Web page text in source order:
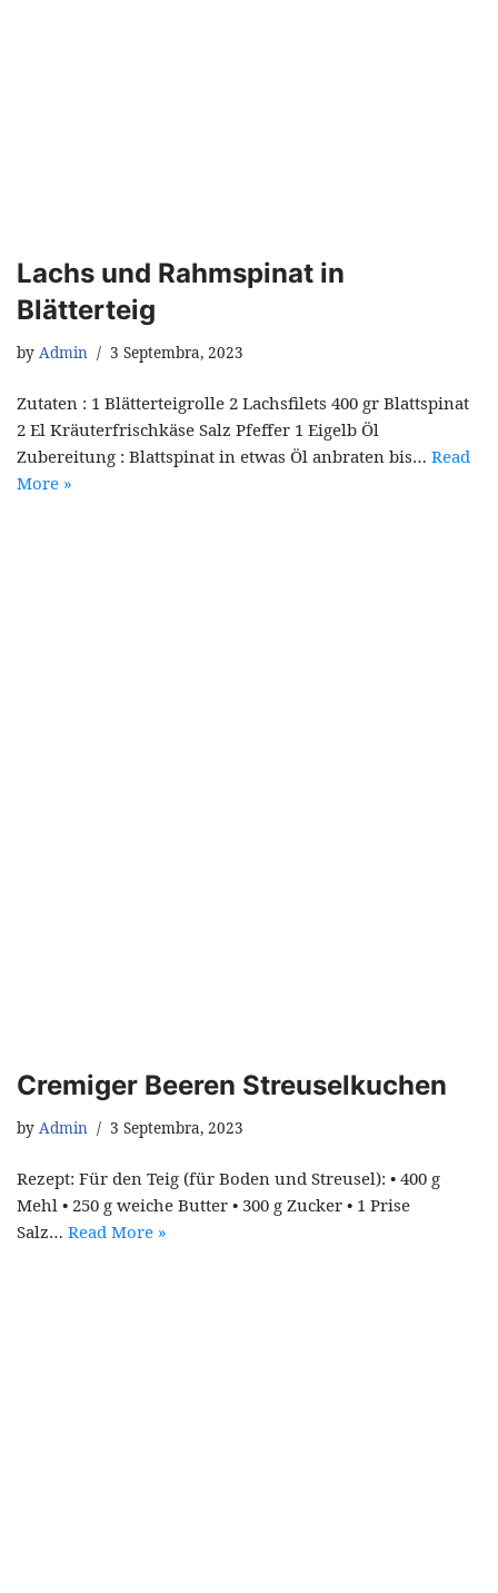
Lachs und Rahmspinat in
Blätterteig
by Admin 3 Septembra, 2023
Zutaten : 1 Blätterteigrolle 2 Lachsfilets 400 gr Blattspinat
2 El Kräuterfrischkäse Salz Pfeffer 1 Eigelb Öl
Zubereitung : Blattspinat in etwas Öl anbraten bis… Read
More »
Cremiger Beeren Streuselkuchen
by Admin 3 Septembra, 2023
Rezept: Für den Teig (für Boden und Streusel): • 400 g
Mehl • 250 g weiche Butter • 300 g Zucker • 1 Prise
Salz… Read More »